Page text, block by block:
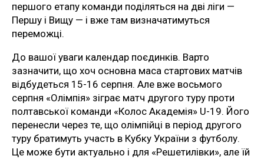
першого етапу команди поділяться на дві ліги —
Першу і Вищу — і вже там визначатимуться
переможці.
До вашої уваги календар поєдинків. Варто
зазначити, що хоч основна маса стартових матчів
відбудеться 15-16 серпня. Але вже восьмого
серпня «Олімпія» зіграє матч другого туру проти
полтавської команди «Колос Академія» U-19. Його
перенесли через те, що олімпійці в період другого
туру братимуть участь в Кубку України з футболу.
Це може бути актуально і для «Решетилівки», але їй